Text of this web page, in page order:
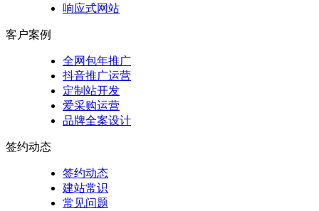
响应式网站
客户案例
全网包年推广
抖音推广运营
定制站开发
爱采购运营
品牌全案设计
签约动态
签约动态
建站常识
常见问题